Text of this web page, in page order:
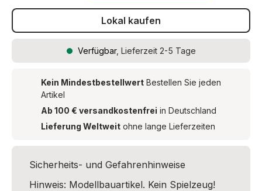
Lokal kaufen
Verfügbar, Lieferzeit 2-5 Tage
Kein Mindestbestellwert Bestellen Sie jeden
Artikel
Ab 100 € versandkostenfrei in Deutschland
Lieferung Weltweit ohne lange Lieferzeiten
Sicherheits- und Gefahrenhinweise
Hinweis: Modellbauartikel. Kein Spielzeug!